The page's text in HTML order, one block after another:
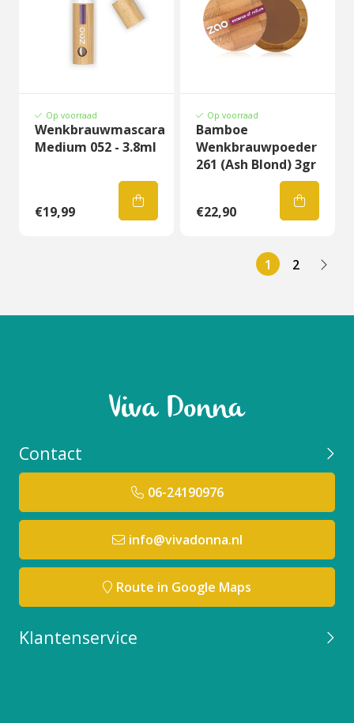
Op voorraad
Wenkbrauwmascara
Medium 052 - 3.8ml
€19,99
Op voorraad
Bamboe
Wenkbrauwpoeder
261 (Ash Blond) 3gr
€22,90
1 2
Contact
06-24190976
info@vivadonna.nl
Route in Google Maps
Klantenservice